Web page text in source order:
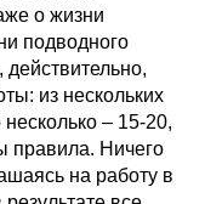
о жизни
подводного
из нескольких
– 15-20,
правила. Ничего
на работу в